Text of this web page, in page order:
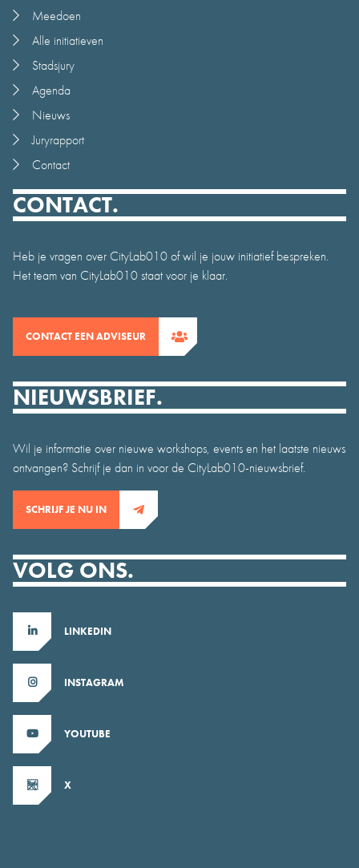
Meedoen
Alle initiatieven
Stadsjury
Agenda
Nieuws
Juryrapport
Contact
CONTACT.
Heb je vragen over CityLab010 of wil je jouw initiatief bespreken.
Het team van CityLab010 staat voor je klaar.
CONTACT EEN ADVISEUR
NIEUWSBRIEF.
Wil je informatie over nieuwe workshops, events en het laatste nieuws
ontvangen? Schrijf je dan in voor de CityLab010-nieuwsbrief.
SCHRIJF JE NU IN
VOLG ONS.
LINKEDIN
INSTAGRAM
YOUTUBE
X